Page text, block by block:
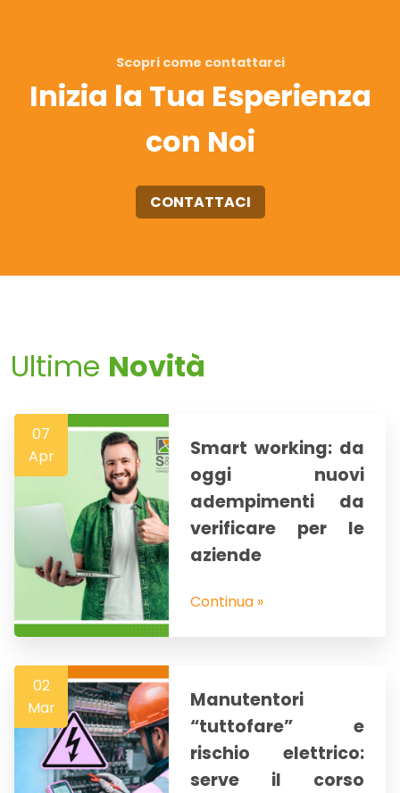
Scopri come contattarci
Inizia la Tua Esperienza
con Noi
CONTATTACI
Ultime Novità
07
Apr
Smart working: da
oggi nuovi
adempimenti da
verificare per le
aziende
Continua »
02
Mar
Manutentori
“tuttofare” e
rischio elettrico:
serve il corso